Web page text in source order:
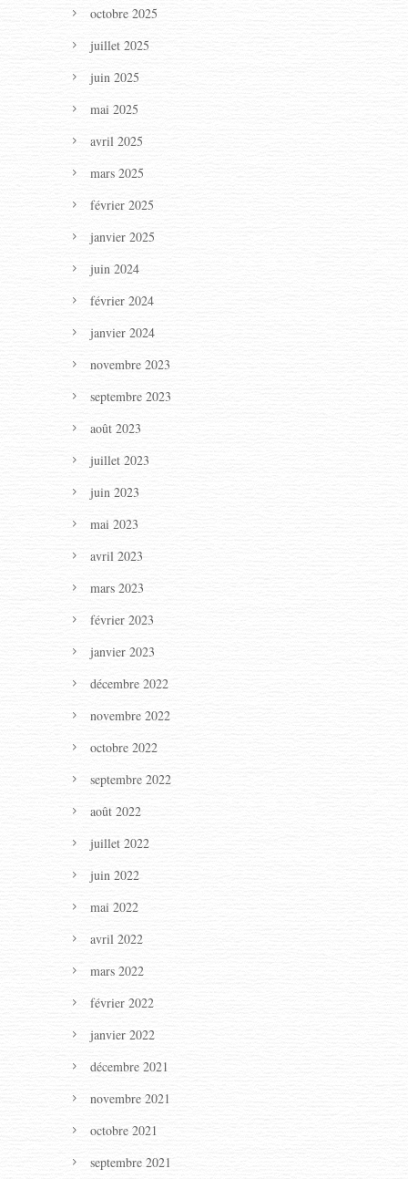
octobre 2025
juillet 2025
juin 2025
mai 2025
avril 2025
mars 2025
février 2025
janvier 2025
juin 2024
février 2024
janvier 2024
novembre 2023
septembre 2023
août 2023
juillet 2023
juin 2023
mai 2023
avril 2023
mars 2023
février 2023
janvier 2023
décembre 2022
novembre 2022
octobre 2022
septembre 2022
août 2022
juillet 2022
juin 2022
mai 2022
avril 2022
mars 2022
février 2022
janvier 2022
décembre 2021
novembre 2021
octobre 2021
septembre 2021